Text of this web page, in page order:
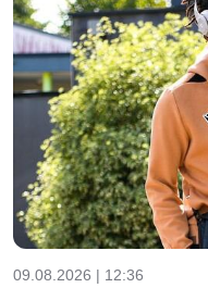
09.08.2026 | 12:36